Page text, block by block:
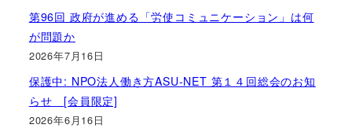
第96回 政府が進める「労使コミュニケーション」は何
が問題か
2026年7月16日
保護中: NPO法人働き方ASU-NET 第１４回総会のお知
らせ [会員限定]
2026年6月16日